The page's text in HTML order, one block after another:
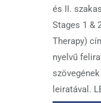
és II.
Stages 1 &
Therapy)
nyelvű
leiratával.